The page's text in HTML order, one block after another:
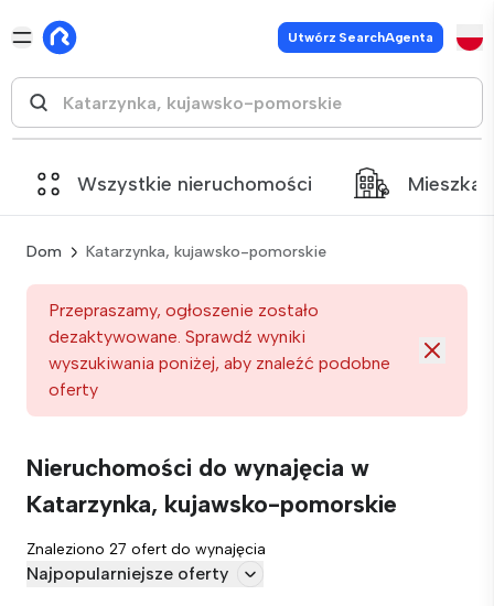
Utwórz SearchAgenta
Wszystkie nieruchomości
Dom Katarzynka, kujawsko-pomorskie
Przepraszamy, ogłoszenie zostało
dezaktywowane. Sprawdź wyniki
wyszukiwania poniżej, aby znaleźć podobne
oferty
Nieruchomości do wynajęcia w
Katarzynka, kujawsko-pomorskie
Znaleziono 27 ofert do wynajęcia
Najpopularniejsze oferty